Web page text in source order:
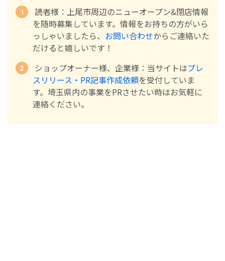
読者様：上尾市周辺のニューオープン&閉店情報
を随時募集しています。情報をお持ちの方がいら
っしゃいましたら、 お問い合わせからご連絡いた
だけると嬉しいです！
ショップオーナー様、企業様：当サイトはプレ
スリリース・PR記事作成依頼を受付していま
す。埼玉県内の事業をPRさせたい時はお気軽に
連絡ください。